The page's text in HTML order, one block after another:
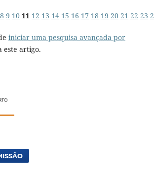
8 9 10 11 12 13 14 15 16 17 18 19 20 21 22 23
iniciar uma pesquisa avançada por
este artigo.